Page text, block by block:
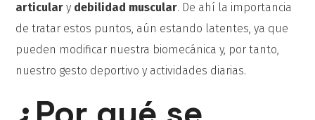
articular y debilidad muscular. De ahí la importancia
de tratar estos puntos, aún estando latentes, ya que
pueden modificar nuestra biomecánica y, por tanto,
nuestro gesto deportivo y actividades diarias.